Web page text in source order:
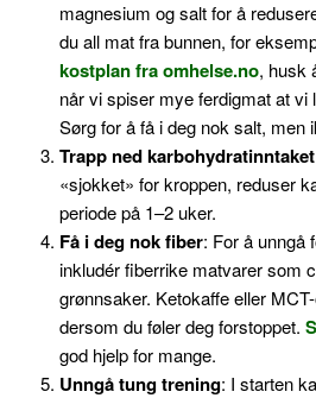
magnesium og salt for å
du all mat fra bunnen, for
kostplan fra omhelse.no, husk
når vi spiser mye ferdigmat at vi
Sørg for å få i deg nok salt, men
Trapp ned
«sjokket» for kroppen, reduser
periode på 1–2 uker.
Få i deg nok fiber: For å unngå
inkludér fiberrike matvarer som
grønnsaker. Ketokaffe eller
dersom du føler deg forstoppet.
god hjelp for mange.
Unngå tung trening: I starten